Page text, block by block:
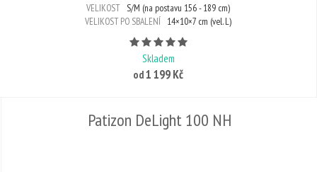
VELIKOST
S/M (na postavu 156 - 189 cm)
VELIKOST PO SBALENÍ 14×10×7 cm (vel. L)
Skladem
od1 199 Kč
Patizon DeLight 100 NH